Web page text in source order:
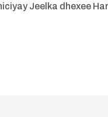
Jeelka dhexee